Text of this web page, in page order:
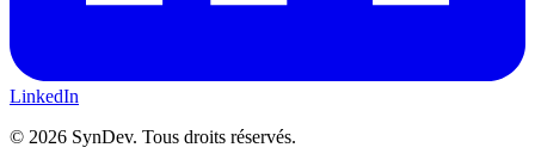
LinkedIn
© 2026 SynDev. Tous droits réservés.